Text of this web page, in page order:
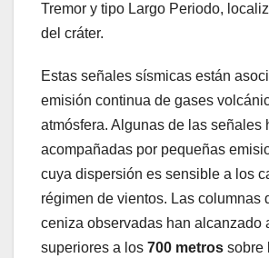
Tremor y tipo Largo Periodo,
del cráter.
Estas señales sísmicas están
emisión continua de gases
atmósfera. Algunas de las señales
acompañadas por pequeñas
cuya dispersión es sensible a los
régimen de vientos. Las columnas
ceniza observadas han alcanzado
superiores a los 700 metros sobre